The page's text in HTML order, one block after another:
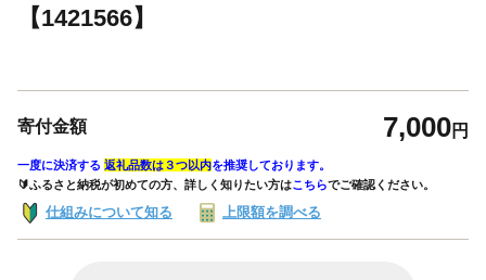
【1421566】
寄付金額 7,000円
一度に決済する 返礼品数は３つ以内を推奨しております。
🔰ふるさと納税が初めての方、詳しく知りたい方はこちらでご確認ください。
仕組みについて知る 上限額を調べる